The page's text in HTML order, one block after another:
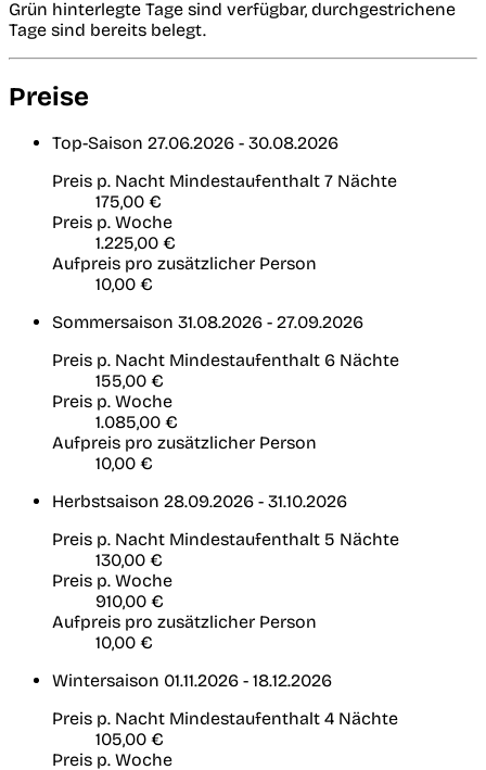
Grün hinterlegte Tage sind verfügbar, durchgestrichene
Tage sind bereits belegt.
Preise
Top-Saison 27.06.2026 - 30.08.2026
Preis p. Nacht Mindestaufenthalt 7 Nächte
175,00 €
Preis p. Woche
1.225,00 €
Aufpreis pro zusätzlicher Person
10,00 €
Sommersaison 31.08.2026 - 27.09.2026
Preis p. Nacht Mindestaufenthalt 6 Nächte
155,00 €
Preis p. Woche
1.085,00 €
Aufpreis pro zusätzlicher Person
10,00 €
Herbstsaison 28.09.2026 - 31.10.2026
Preis p. Nacht Mindestaufenthalt 5 Nächte
130,00 €
Preis p. Woche
910,00 €
Aufpreis pro zusätzlicher Person
10,00 €
Wintersaison 01.11.2026 - 18.12.2026
Preis p. Nacht Mindestaufenthalt 4 Nächte
105,00 €
Preis p. Woche